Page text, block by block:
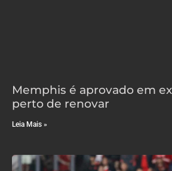
Memphis é aprovado em
perto de renovar
Leia Mais »